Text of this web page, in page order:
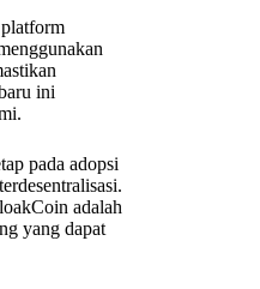
ini
pada adopsi
adalah
yang dapat